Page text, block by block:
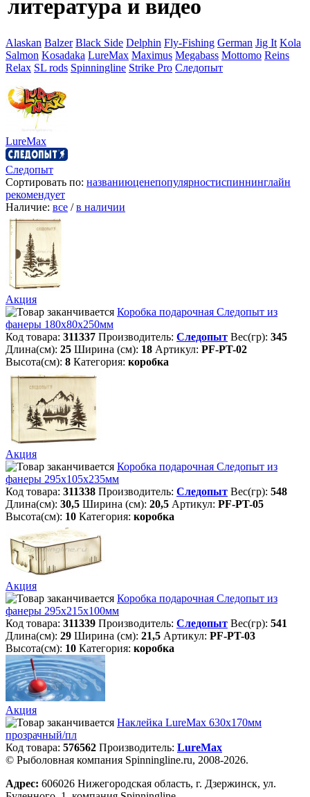
литература и видео
Alaskan Balzer Black Side Delphin Fly-Fishing German Jig It Kola
Salmon Kosadaka LureMax Maximus Megabass Mottomo Reins
Relax SL rods Spinningline Strike Pro Следопыт
LureMax
Следопыт
Сортировать по: названиюценепопулярностиспиннинглайн
рекомендует
Наличие: все /в наличии
Акция
Коробка подарочная Следопыт из
фанеры 180х80х250мм
Код товара: 311337 Производитель: Следопыт Вес(гр): 345
Длина(см): 25 Ширина (см): 18 Артикул: PF-PT-02
Высота(см): 8 Категория: коробка
Акция
Коробка подарочная Следопыт из
фанеры 295х105х235мм
Код товара: 311338 Производитель: Следопыт Вес(гр): 548
Длина(см): 30,5 Ширина (см): 20,5 Артикул: PF-PT-05
Высота(см): 10 Категория: коробка
Акция
Коробка подарочная Следопыт из
фанеры 295х215х100мм
Код товара: 311339 Производитель: Следопыт Вес(гр): 541
Длина(см): 29 Ширина (см): 21,5 Артикул: PF-PT-03
Высота(см): 10 Категория: коробка
Акция
Наклейка LureMax 630х170мм
прозрачный/пл
Код товара: 576562 Производитель: LureMax
© Рыболовная компания Spinningline.ru, 2008-2026.
Адрес: 606026 Нижегородская область, г. Дзержинск, ул.